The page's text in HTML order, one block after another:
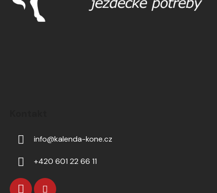
info@kalenda-kone.cz
+420 601 22 66 11